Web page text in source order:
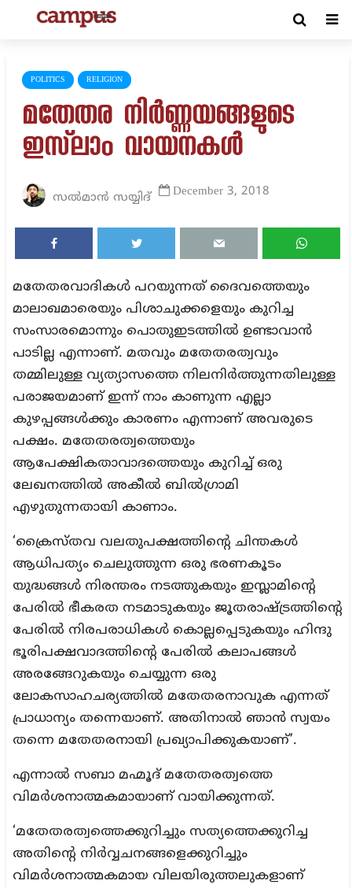
POLITICS RELIGION
മതേതര നിര്‍ണ്ണയങ്ങളുടെ
ഇസ്‌ലാം വായനകള്‍
സൽമാൻ സയ്യിദ് December 3, 2018
മതേതരവാദികള്‍ പറയുന്നത് ദൈവത്തെയും
മാലാഖമാരെയും പിശാചുക്കളെയും കുറിച്ച
സംസാരമൊന്നും പൊതുഇടത്തില്‍ ഉണ്ടാവാന്‍
പാടില്ല എന്നാണ്. മതവും മതേതരത്വവും
തമ്മിലുള്ള വ്യത്യാസത്തെ നിലനിര്‍ത്തുന്നതിലുള്ള
പരാജയമാണ് ഇന്ന് നാം കാണുന്ന എല്ലാ
കുഴപ്പങ്ങള്‍ക്കും കാരണം എന്നാണ് അവരുടെ
പക്ഷം. മതേതരത്വത്തെയും
ആപേക്ഷികതാവാദത്തെയും കുറിച്ച് ഒരു
ലേഖനത്തില്‍ അകീല്‍ ബില്‍ഗ്രാമി
എഴുതുന്നതായി കാണാം.
‘ക്രൈസ്തവ വലതുപക്ഷത്തിന്റെ ചിന്തകള്‍
ആധിപത്യം ചെലുത്തുന്ന ഒരു ഭരണകൂടം
യുദ്ധങ്ങള്‍ നിരന്തരം നടത്തുകയും ഇസ്ലാമിന്റെ
പേരില്‍ ഭീകരത നടമാടുകയും ജൂതരാഷ്ട്രത്തിന്റെ
പേരില്‍ നിരപരാധികള്‍ കൊല്ലപ്പെടുകയും ഹിന്ദു
ഭൂരിപക്ഷവാദത്തിന്റെ പേരില്‍ കലാപങ്ങള്‍
അരങ്ങേറുകയും ചെയ്യുന്ന ഒരു
ലോകസാഹചര്യത്തില്‍ മതേതരനാവുക എന്നത്
പ്രാധാന്യം തന്നെയാണ്. അതിനാല്‍ ഞാന്‍ സ്വയം
തന്നെ മതേതരനായി പ്രഖ്യാപിക്കുകയാണ്’.
എന്നാല്‍ സബാ മഹ്മൂദ് മതേതരത്വത്തെ
വിമര്‍ശനാത്മകമായാണ് വായിക്കുന്നത്.
‘മതേതരത്വത്തെക്കുറിച്ചും സത്യത്തെക്കുറിച്ച
അതിന്റെ നിര്‍വ്വചനങ്ങളെക്കുറിച്ചും
വിമര്‍ശനാത്മകമായ വിലയിരുത്തലുകളാണ്